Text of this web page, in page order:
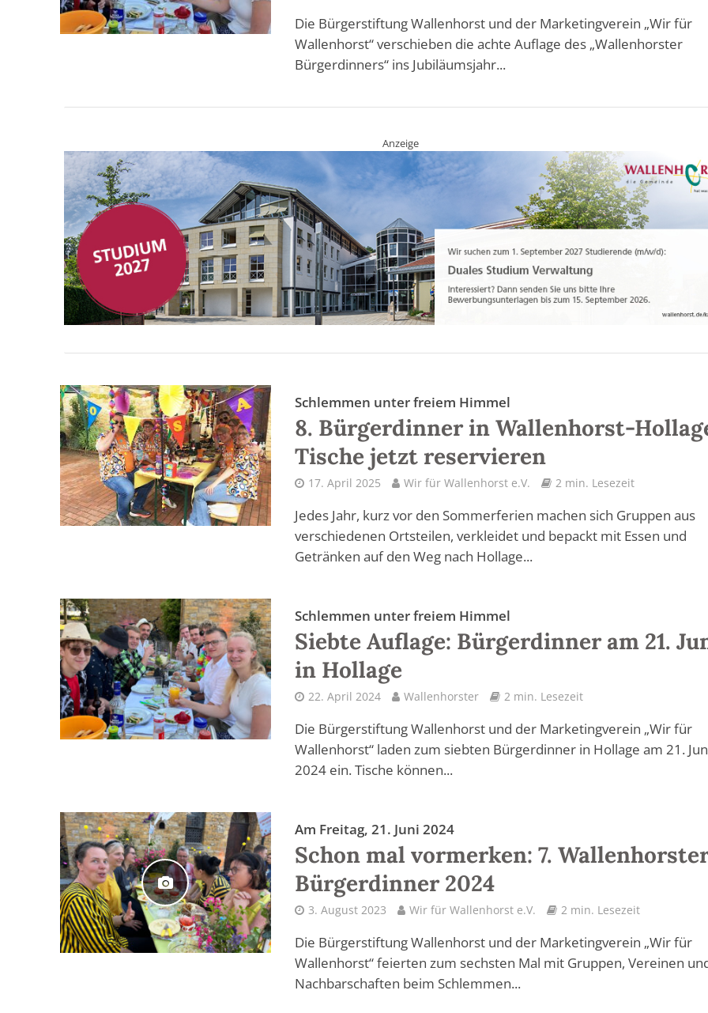
Die Bürgerstiftung Wallenhorst und der Marketingverein „Wir für
Wallenhorst“ verschieben die achte Auflage des „Wallenhorster
Bürgerdinners“ ins Jubiläumsjahr...
Anzeige
Schlemmen unter freiem Himmel
8. Bürgerdinner in Wallenhorst-
Tische jetzt reservieren
17. April 2025 Wir für Wallenhorst e.V. 2 min. Lesezeit
Jedes Jahr, kurz vor den Sommerferien machen sich Gruppen aus
verschiedenen Ortsteilen, verkleidet und bepackt mit Essen und
Getränken auf den Weg nach Hollage...
Schlemmen unter freiem Himmel
Siebte Auflage: Bürgerdinner am 21.
in Hollage
22. April 2024 Wallenhorster 2 min. Lesezeit
Die Bürgerstiftung Wallenhorst und der Marketingverein „Wir für
Wallenhorst“ laden zum siebten Bürgerdinner in Hollage am 21.
2024 ein. Tische können...
Am Freitag, 21. Juni 2024
Schon mal vormerken: 7.
Bürgerdinner 2024
3. August 2023 Wir für Wallenhorst e.V. 2 min. Lesezeit
Die Bürgerstiftung Wallenhorst und der Marketingverein „Wir für
Wallenhorst“ feierten zum sechsten Mal mit Gruppen, Vereinen
Nachbarschaften beim Schlemmen...